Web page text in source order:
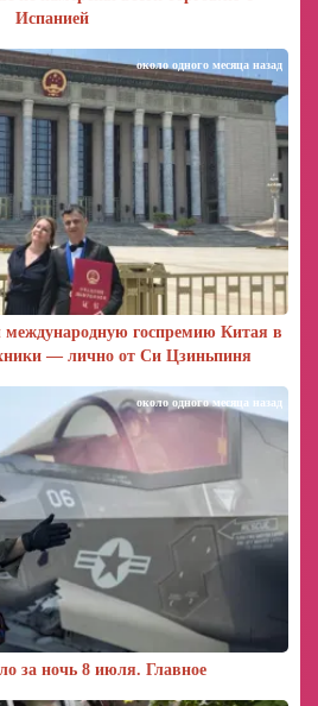
Испанией
госпремию Китая в
— лично от Си Цзиньпиня
около одного месяца назад
за ночь 8 июля. Главное
около одного месяца назад